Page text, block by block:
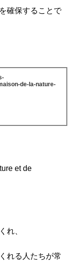
確保することで
de-la-nature-
et de
れ、
れる人たちが常